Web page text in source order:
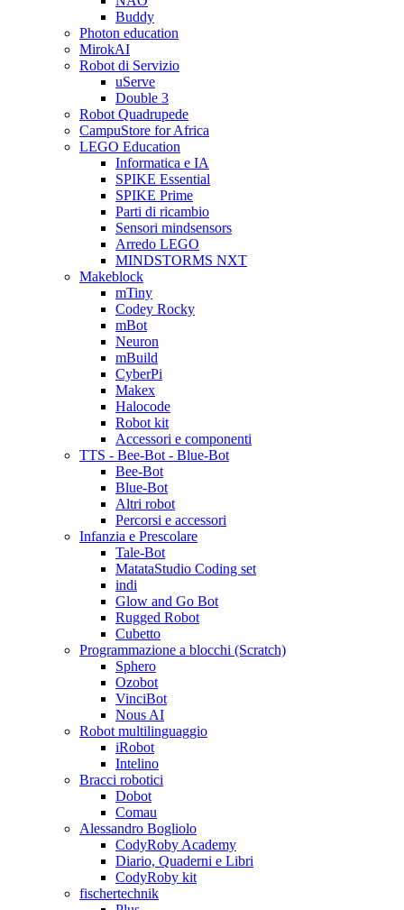
Buddy
Photon education
MirokAI
Robot di Servizio
uServe
Double 3
Robot Quadrupede
CampuStore for Africa
LEGO Education
Informatica e IA
SPIKE Essential
SPIKE Prime
Parti di ricambio
Sensori mindsensors
Arredo LEGO
MINDSTORMS NXT
Makeblock
mTiny
Codey Rocky
mBot
Neuron
mBuild
CyberPi
Makex
Halocode
Robot kit
Accessori e componenti
TTS - Bee-Bot - Blue-Bot
Bee-Bot
Blue-Bot
Altri robot
Percorsi e accessori
Infanzia e Prescolare
Tale-Bot
MatataStudio Coding set
indi
Glow and Go Bot
Rugged Robot
Cubetto
Programmazione a blocchi (Scratch)
Sphero
Ozobot
VinciBot
Nous AI
Robot multilinguaggio
iRobot
Intelino
Bracci robotici
Dobot
Comau
Alessandro Bogliolo
CodyRoby Academy
Diario, Quaderni e Libri
CodyRoby kit
fischertechnik